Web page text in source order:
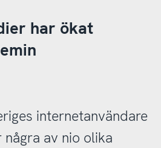
har ökat
internetanvändare
av nio olika